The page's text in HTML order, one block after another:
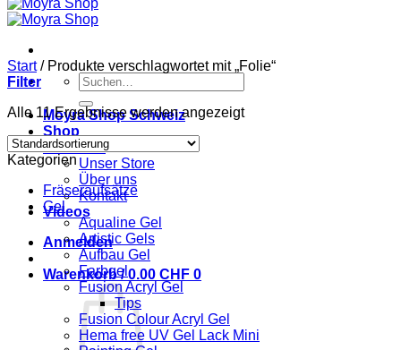
Suchen
nach:
Moyra Shop Schweiz
Shop
Über uns
Unser Store
Über uns
Kontakt
Videos
Anmelden
Warenkorb /0.00 CHF 0
Start /Produkte verschlagwortet mit „Folie“
Filter
Alle 11 Ergebnisse werden angezeigt
Kategorien
Fräseraufsätze
Gel
Aqualine Gel
Artistic Gels
Aufbau Gel
Farbgel
Fusion Acryl Gel
Tips
Fusion Colour Acryl Gel
Hema free UV Gel Lack Mini